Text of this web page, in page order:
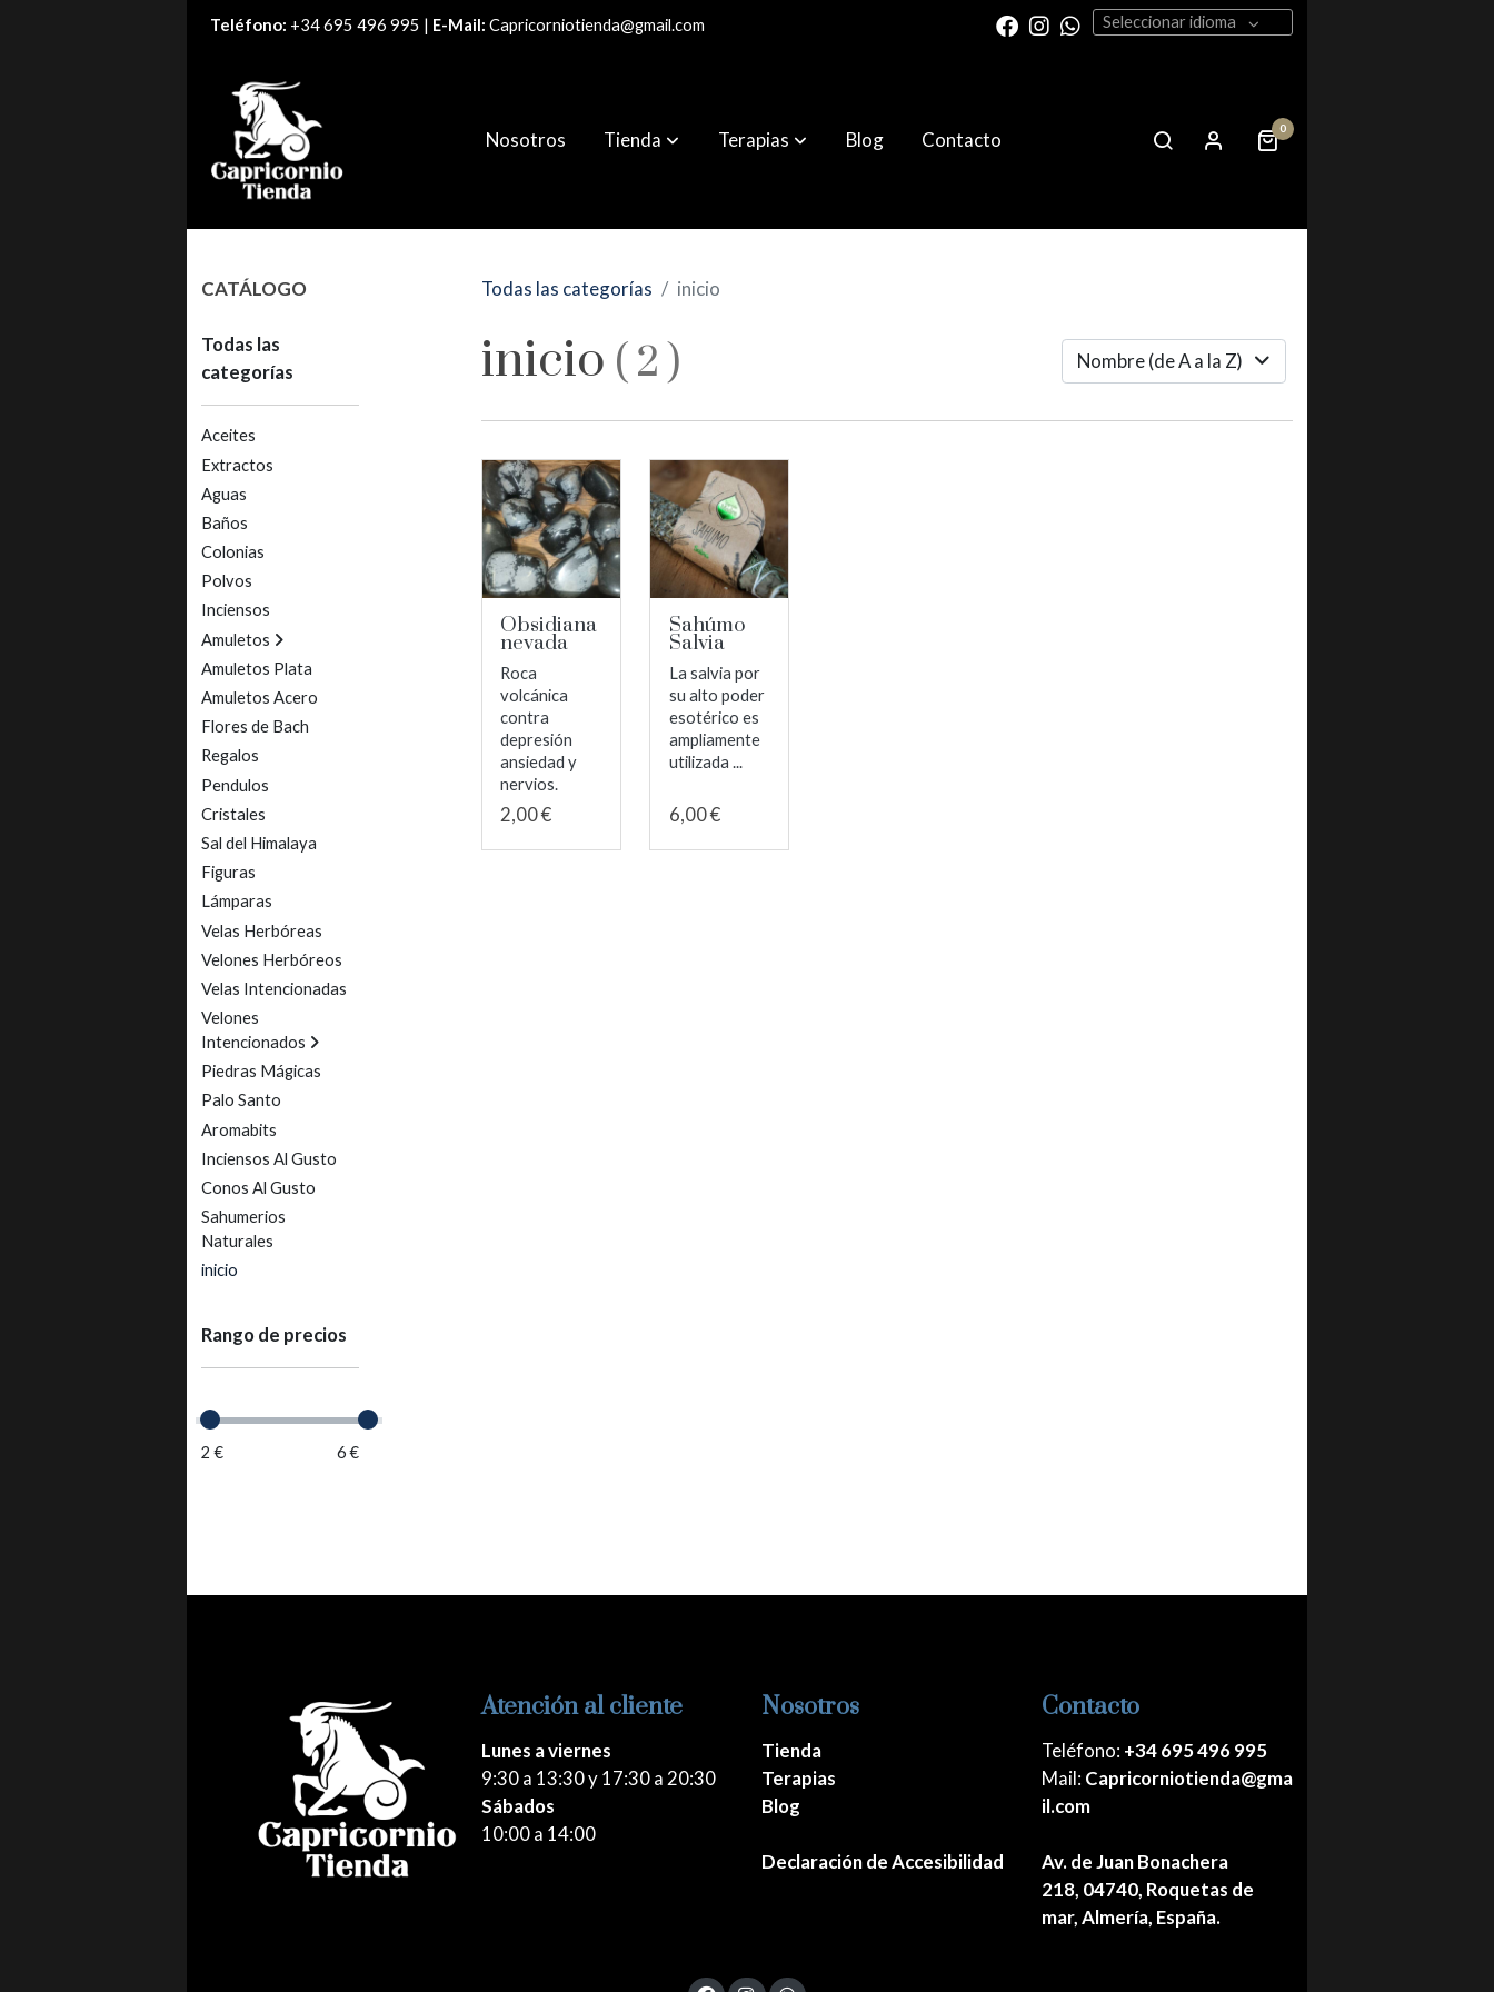
Teléfono: +34 695 496 995 | E-Mail: Capricorniotienda@gmail.com Seleccionar idioma
Nosotros Tienda Terapias Blog Contacto 0
CATÁLOGO
Todas las
categorías
Aceites
Extractos
Aguas
Baños
Colonias
Polvos
Inciensos
Amuletos
Amuletos Plata
Amuletos Acero
Flores de Bach
Regalos
Pendulos
Cristales
Sal del Himalaya
Figuras
Lámparas
Velas Herbóreas
Velones Herbóreos
Velas Intencionadas
Velones
Intencionados
Piedras Mágicas
Palo Santo
Aromabits
Inciensos Al Gusto
Conos Al Gusto
Sahumerios
Naturales
inicio
Rango de precios
2 € 6 €
Todas las categorías inicio
inicio ( 2 ) Nombre (de A a la Z)
Obsidiana
nevada
Roca
volcánica
contra
depresión
ansiedad y
nervios.
2,00 €
Sahúmo
Salvia
La salvia por
su alto poder
esotérico es
ampliamente
utilizada ...
6,00 €
Atención al cliente
Lunes a viernes
9:30 a 13:30 y 17:30 a 20:30
Sábados
10:00 a 14:00
Nosotros
Tienda
Terapias
Blog
Declaración de Accesibilidad
Contacto
Teléfono: +34 695 496 995
Mail: Capricorniotienda@gma
il.com
Av. de Juan Bonachera
218, 04740, Roquetas de
mar, Almería, España.